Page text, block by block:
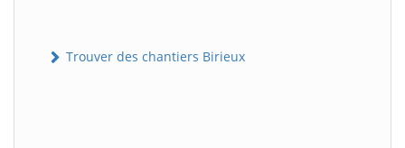
Trouver des chantiers Birieux